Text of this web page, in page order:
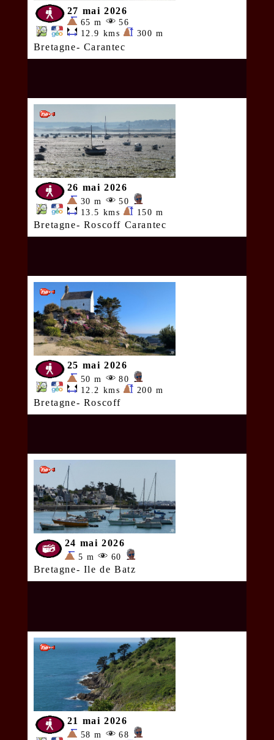
27 mai 2026
65 m
56
12.9 kms
300 m
Bretagne- Carantec
26 mai 2026
30 m
50
13.5 kms
150 m
Bretagne- Roscoff Carantec
25 mai 2026
50 m
80
12.2 kms
200 m
Bretagne- Roscoff
24 mai 2026
5 m 60
Bretagne- Ile de Batz
21 mai 2026
58 m
68